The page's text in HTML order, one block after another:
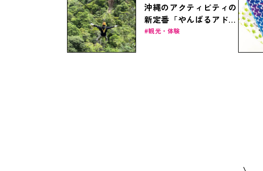
沖縄のアクティビティの
新定番「やんばるアドベ
ンチャーフィールド」で
観光・体験